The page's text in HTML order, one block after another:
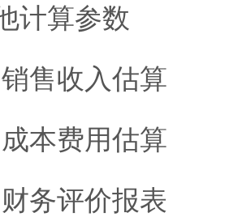
计算参数
销售收入估算
成本费用估算
财务评价报表